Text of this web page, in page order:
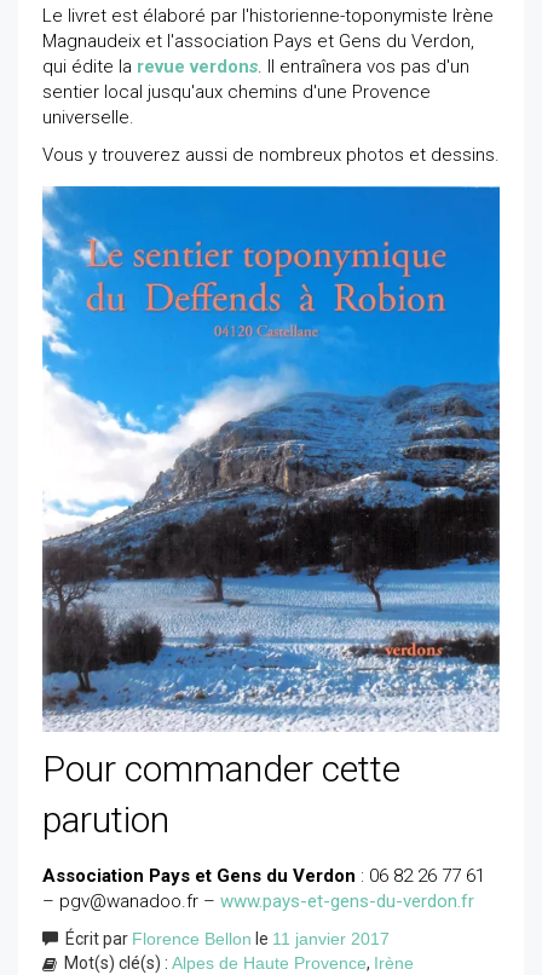
Le livret est élaboré par l'historienne-toponymiste Irène
Magnaudeix et l'association Pays et Gens du Verdon,
qui édite la revue verdons. Il entraînera vos pas d'un
sentier local jusqu'aux chemins d'une Provence
universelle.
Vous y trouverez aussi de nombreux photos et dessins.
Pour commander cette
parution
Association Pays et Gens du Verdon : 06 82 26 77 61
– pgv@wanadoo.fr – www.pays-et-gens-du-verdon.fr
Écrit par Florence Bellon le 11 janvier 2017
Mot(s) clé(s) : Alpes de Haute Provence, Irène